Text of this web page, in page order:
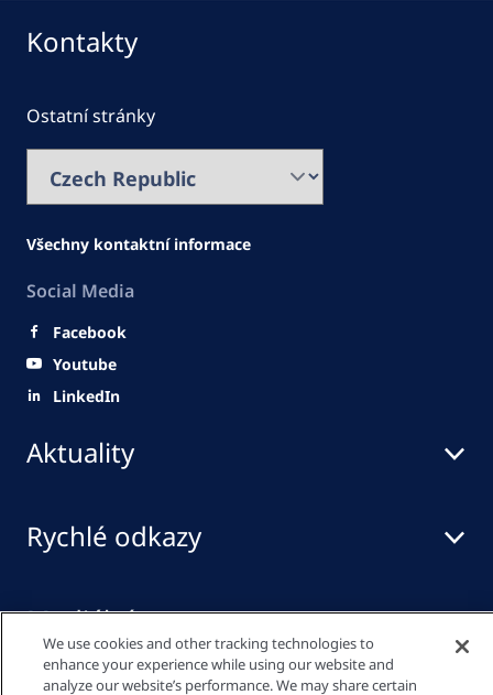
Aktuality
Rychlé odkazy
Mediální centrum
Kontakty
Ostatní stránky
Všechny kontaktní informace
Social Media
Facebook
Youtube
LinkedIn
We use cookies and other tracking technologies to
enhance your experience while using our website and
analyze our website’s performance. We may share certain